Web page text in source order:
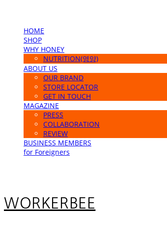
HOME
SHOP
WHY HONEY
NUTRITION(영양)
ABOUT US
OUR BRAND
STORE LOCATOR
GET IN TOUCH
MAGAZINE
PRESS
COLLABORATION
REVIEW
BUSINESS MEMBERS
for Foreigners
WORKERBEE